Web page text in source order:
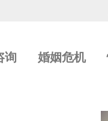
询 婚姻危机